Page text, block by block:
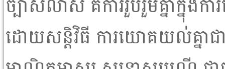
ច្បាស់លាស់ គឺការរួបរួមគ្នាក្នុង
ដោយសន្តិវិធី ការយោគយល់គ្នាជ